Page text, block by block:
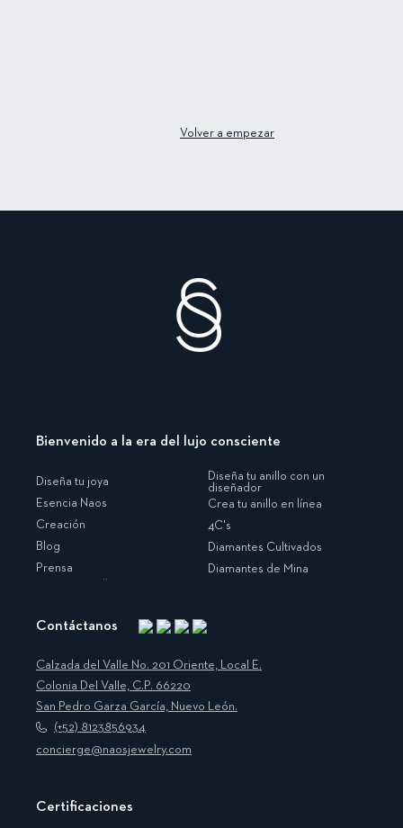
Volver a empezar
Bienvenido a la era del lujo consciente
Diseña tu joya
Esencia Naos
Creación
Blog
Prensa
Diseña tu anillo con un
diseñador
Crea tu anillo en línea
4C's
Diamantes Cultivados
Diamantes de Mina
Contáctanos
Instagram
Facebook
Translation
missing:
es.general.social.links.linkedin
Pinterest
Calzada del Valle No. 201 Oriente, Local E.
Colonia Del Valle, C.P. 66220
San Pedro Garza García, Nuevo León.
(+52) 8123856934
concierge@naosjewelry.com
Certificaciones